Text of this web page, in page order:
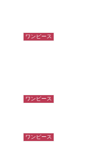
ワンピース
ワンピース
ワンピース